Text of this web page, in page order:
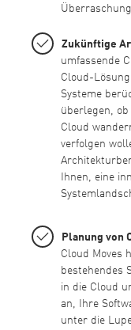
Zukünftige
umfassende
Cloud-
Systeme
überlegen,
Cloud
verfolgen
Ihnen, eine
Planung von
Cloud Moves
bestehendes
in die Cloud
an, Ihre
unter die